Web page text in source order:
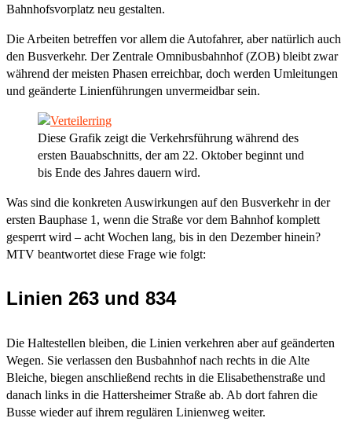
Bahnhofsvorplatz neu gestalten.
Die Arbeiten betreffen vor allem die Autofahrer, aber natürlich auch
den Busverkehr. Der Zentrale Omnibusbahnhof (ZOB) bleibt zwar
während der meisten Phasen erreichbar, doch werden Umleitungen
und geänderte Linienführungen unvermeidbar sein.
Diese Grafik zeigt die Verkehrsführung während des
ersten Bauabschnitts, der am 22. Oktober beginnt und
bis Ende des Jahres dauern wird.
Was sind die konkreten Auswirkungen auf den Busverkehr in der
ersten Bauphase 1, wenn die Straße vor dem Bahnhof komplett
gesperrt wird – acht Wochen lang, bis in den Dezember hinein?
MTV beantwortet diese Frage wie folgt:
Linien 263 und 834
Die Haltestellen bleiben, die Linien verkehren aber auf geänderten
Wegen. Sie verlassen den Busbahnhof nach rechts in die Alte
Bleiche, biegen anschließend rechts in die Elisabethenstraße und
danach links in die Hattersheimer Straße ab. Ab dort fahren die
Busse wieder auf ihrem regulären Linienweg weiter.